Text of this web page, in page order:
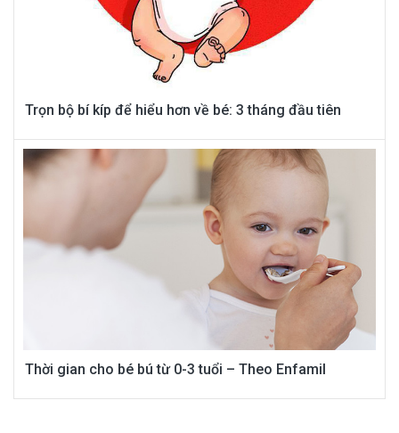
Trọn bộ bí kíp để hiểu hơn về bé: 3 tháng đầu tiên
Thời gian cho bé bú từ 0-3 tuổi – Theo Enfamil